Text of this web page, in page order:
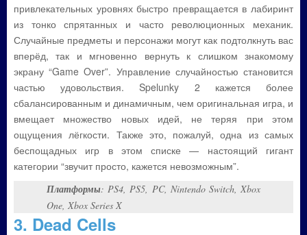
привлекательных уровнях быстро превращается в лабиринт
из тонко спрятанных и часто революционных механик.
Случайные предметы и персонажи могут как подтолкнуть вас
вперёд, так и мгновенно вернуть к слишком знакомому
экрану “Game Over”. Управление случайностью становится
частью удовольствия. Spelunky 2 кажется более
сбалансированным и динамичным, чем оригинальная игра, и
вмещает множество новых идей, не теряя при этом
ощущения лёгкости. Также это, пожалуй, одна из самых
беспощадных игр в этом списке — настоящий гигант
категории “звучит просто, кажется невозможным”.
Платформы: PS4, PS5, PC, Nintendo Switch, Xbox
One, Xbox Series X
3. Dead Cells